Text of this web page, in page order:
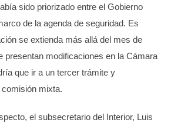
sido priorizado entre el Gobierno
de la agenda de seguridad. Es
se extienda más allá del mes de
presentan modificaciones en la Cámara
que ir a un tercer trámite y
mixta.
el subsecretario del Interior, Luis